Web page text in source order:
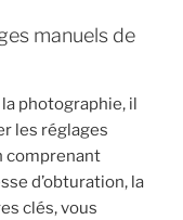
manuels de
photographie, il
les réglages
comprenant
d’obturation, la
clés, vous